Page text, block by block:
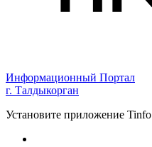
Информационный Портал
г. Талдыкорган
Установите приложение Tinfo